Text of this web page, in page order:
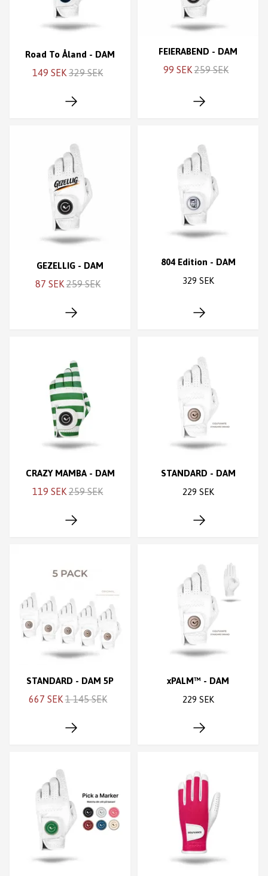
Road To Åland - DAM
149 SEK 329 SEK
FEIERABEND - DAM
99 SEK 259 SEK
GEZELLIG - DAM
87 SEK 259 SEK
804 Edition - DAM
329 SEK
CRAZY MAMBA - DAM
119 SEK 259 SEK
STANDARD - DAM
229 SEK
STANDARD - DAM 5P
667 SEK 1 145 SEK
xPALM™ - DAM
229 SEK